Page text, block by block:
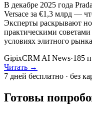
В декабре 2025 года
Versace за €1,3 млрд —
Эксперты раскрывают
практическими
условиях элитного
GipixCRM AI News·185
Читать →
7 дней бесплатно · без
Готовы